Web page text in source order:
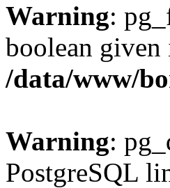
Warning:
boolean given
/data/www/
Warning:
PostgreSQL